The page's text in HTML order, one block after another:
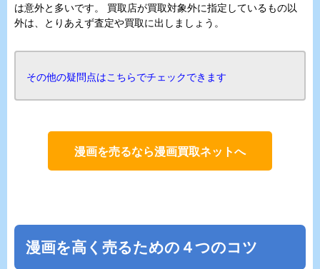
は意外と多いです。 買取店が買取対象外に指定しているもの以
外は、とりあえず査定や買取に出しましょう。
その他の疑問点はこちらでチェックできます
漫画を売るなら漫画買取ネットへ
漫画を高く売るための４つのコツ